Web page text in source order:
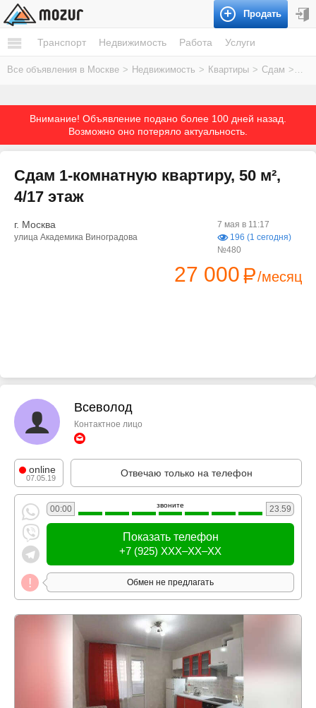
Продать
Транспорт Недвижимость Работа Услуги
Все объявления в Москве > Недвижимость > Квартиры > Сдам > На
Внимание! Объявление подано более 100 дней назад.
Возможно оно потеряло актуальность.
Сдам 1-комнатную квартиру, 50 м²,
4/17 этаж
г. Москва
улица Академика Виноградова
7 мая в 11:17
196 (1 сегодня)
№480
27 000 /месяц
Всеволод
Контактное лицо
online
07.05.19 Отвечаю только на телефон
00:00 звоните 23.59
Показать телефон
+7 (925) XXX–XX–XX
Обмен не предлагать